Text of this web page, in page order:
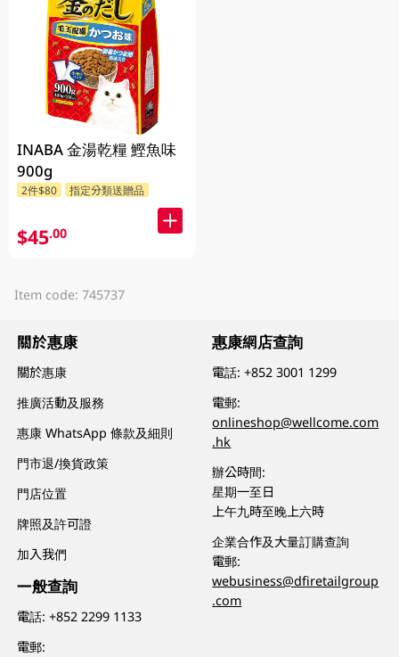
INABA 金湯乾糧 鰹魚味
900g
2件$80 指定分類送贈品
$45.00
Item code: 745737
關於惠康
關於惠康
推廣活動及服務
惠康 WhatsApp 條款及細則
門市退/換貨政策
門店位置
牌照及許可證
加入我們
一般查詢
電話:+852 2299 1133
電郵:
惠康網店查詢
電話:+852 3001 1299
電郵:
onlineshop@wellcome.com
.hk
辦公時間:
星期一至日
上午九時至晚上六時
企業合作及大量訂購查詢
電郵:
webusiness@dfiretailgroup
.com